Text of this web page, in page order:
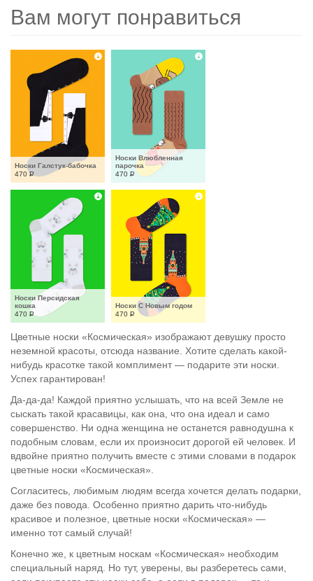
Вам могут понравиться
Носки Галстук-бабочка
470 Р
Носки Влюбленная
парочка
470 Р
Носки Персидская
кошка
470 Р
Носки С Новым годом
470 Р
Цветные носки «Космическая» изображают девушку просто
неземной красоты, отсюда название. Хотите сделать какой-
нибудь красотке такой комплимент — подарите эти носки.
Успех гарантирован!
Да-да-да! Каждой приятно услышать, что на всей Земле не
сыскать такой красавицы, как она, что она идеал и само
совершенство. Ни одна женщина не останется равнодушна к
подобным словам, если их произносит дорогой ей человек. И
вдвойне приятно получить вместе с этими словами в подарок
цветные носки «Космическая».
Согласитесь, любимым людям всегда хочется делать подарки,
даже без повода. Особенно приятно дарить что-нибудь
красивое и полезное, цветные носки «Космическая» —
именно тот самый случай!
Конечно же, к цветным носкам «Космическая» необходим
специальный наряд. Но тут, уверены, вы разберетесь сами,